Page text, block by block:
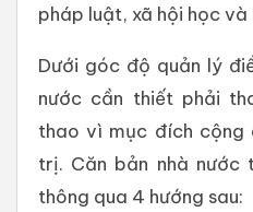
pháp luật, xã hội học và
Dưới góc độ quản lý
nước cần thiết phải
thao vì mục đích cộng
trị. Căn bản nhà nước
thông qua 4 hướng sau: